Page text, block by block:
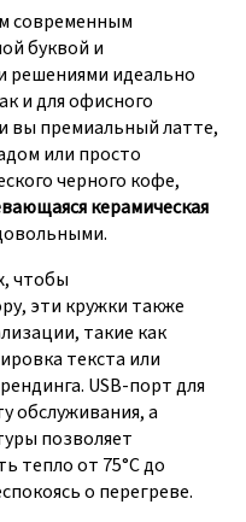
современным
буквой и
решениями идеально
и для офисного
вы премиальный латте,
или просто
черного кофе,
керамическая
чтобы
эти кружки также
такие как
текста или
USB-порт для
обслуживания, а
позволяет
тепло от 75°C до
о перегреве.